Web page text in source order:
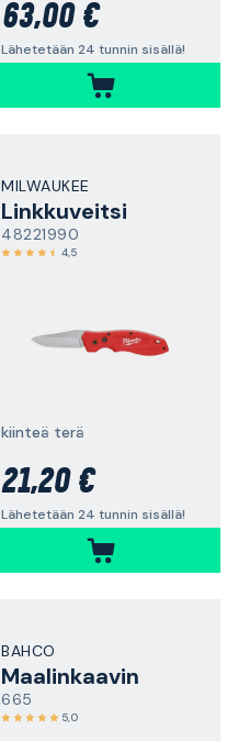
63,00 €
Lähetetään 24 tunnin sisällä!
MILWAUKEE
Linkkuveitsi
48221990
4,5
kiinteä terä
21,20 €
Lähetetään 24 tunnin sisällä!
BAHCO
Maalinkaavin
665
5,0